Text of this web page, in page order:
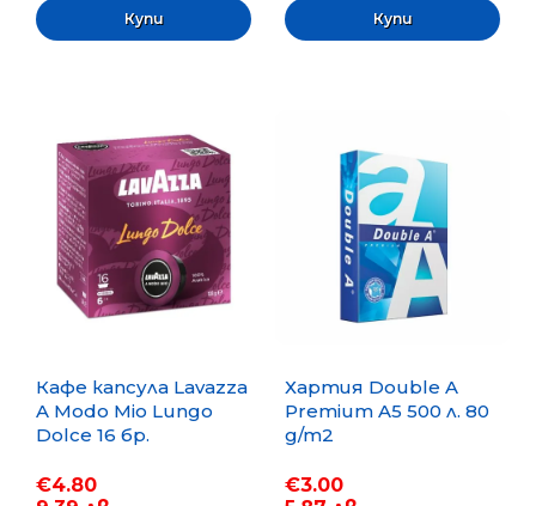
Кафе капсула Lavazza
A Modo Mio Lungo
Dolce 16 бр.
€4.80
Хартия Double A
Premium A5 500 л. 80
g/m2
€3.00